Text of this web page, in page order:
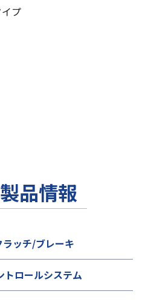
プ
品情報
ッチ/ブレーキ
トロールシステム